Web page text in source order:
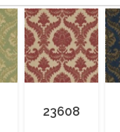
23608